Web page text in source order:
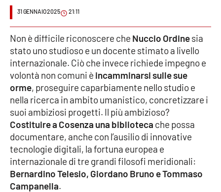
Cronaca
Cultura
Economia e Lavoro
Politica
Sanità
Società
Sport
31 GENNAIO 2025 21:11
Non è difficile riconoscere che Nuccio Ordinesia
stato uno studioso e un docente stimato a livello
internazionale. Ciò che invece richiede impegno e
volontà non comuni è incamminarsi sulle sue
orme, proseguire caparbiamente nello studio e
nella ricerca in ambito umanistico, concretizzare i
suoi ambiziosi progetti. Il più ambizioso?
Costituire a Cosenza una biblioteca che possa
documentare, anche con l’ausilio di innovative
tecnologie digitali, la fortuna europea e
internazionale di tre grandi filosofi meridionali:
Bernardino Telesio, Giordano Bruno e Tommaso
Campanella.